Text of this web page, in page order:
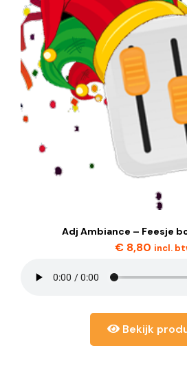
Adj Ambiance – Feesje
€ 8,80 incl.
Bekijk